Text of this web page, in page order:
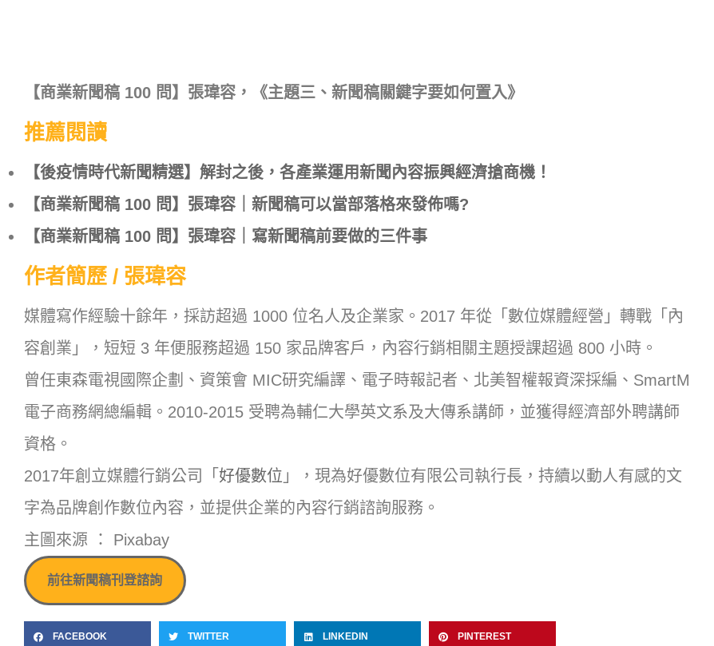
【商業新聞稿 100 問】張瑋容，《主題三、新聞稿關鍵字要如何置入》
推薦閱讀
【後疫情時代新聞精選】解封之後，各產業運用新聞內容振興經濟搶商機！
【商業新聞稿 100 問】張瑋容｜新聞稿可以當部落格來發佈嗎?
【商業新聞稿 100 問】張瑋容｜寫新聞稿前要做的三件事
作者簡歷 / 張瑋容
媒體寫作經驗十餘年，採訪超過 1000 位名人及企業家。2017 年從「數位媒體經營」轉戰「內
容創業」，短短 3 年便服務超過 150 家品牌客戶，內容行銷相關主題授課超過 800 小時。
曾任東森電視國際企劃、資策會 MIC研究編譯、電子時報記者、北美智權報資深採編、SmartM
電子商務網總編輯。2010-2015 受聘為輔仁大學英文系及大傳系講師，並獲得經濟部外聘講師
資格。
2017年創立媒體行銷公司「 好優數位 」，現為好優數位有限公司執行長，持續以動人有感的文
字為品牌創作數位內容，並提供企業的內容行銷諮詢服務。
主圖來源 ： Pixabay
前往新聞稿刊登諮詢
FACEBOOK TWITTER LINKEDIN PINTEREST